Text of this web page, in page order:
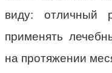
виду: отличный
применять
на протяжении